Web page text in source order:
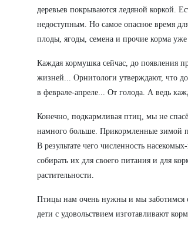
деревьев покрываются ледяной коркой.
недоступным. Но самое опасное время
плоды, ягоды, семена и прочие корма
Каждая кормушка сейчас, до появления
жизней... Орнитологи утверждают, что
в феврале-апреле... От голода. А ведь
Конечно, подкармливая птиц, мы не
намного больше. Прикормленные зимой
В результате чего численность
собирать их для своего питания и для
растительности.
Птицы нам очень нужны и мы заботимся
дети с удовольствием изготавливают